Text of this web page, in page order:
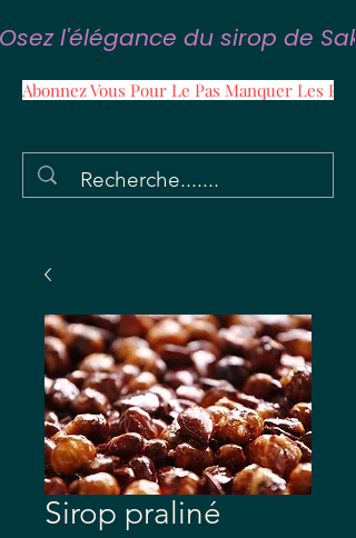
Osez l'élégance du sirop de
Abonnez Vous Pour Le Pas Manquer Les
Sirop praliné